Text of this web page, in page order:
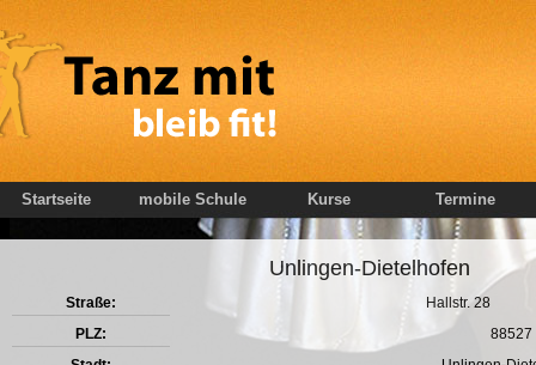
Unlingen-Dietelhofen
Straße:
Hallstr. 28
PLZ:
88527
Startseite mobile Schule Kurse Termine